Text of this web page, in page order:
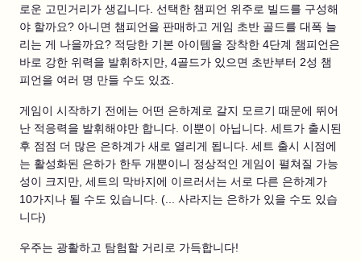
로운 고민거리가 생깁니다. 선택한 챔피언 위주로 빌드를 구성해
야 할까요? 아니면 챔피언을 판매하고 게임 초반 골드를 대폭 늘
리는 게 나을까요? 적당한 기본 아이템을 장착한 4단계 챔피언은
바로 강한 위력을 발휘하지만, 4골드가 있으면 초반부터 2성 챔
피언을 여러 명 만들 수도 있죠.
게임이 시작하기 전에는 어떤 은하계로 갈지 모르기 때문에 뛰어
난 적응력을 발휘해야만 합니다. 이뿐이 아닙니다. 세트가 출시된
후 점점 더 많은 은하계가 새로 열리게 됩니다. 세트 출시 시점에
는 활성화된 은하가 한두 개뿐이니 정상적인 게임이 펼쳐질 가능
성이 크지만, 세트의 막바지에 이르러서는 서로 다른 은하계가
10가지나 될 수도 있습니다. (... 사라지는 은하가 있을 수도 있습
니다)
우주는 광활하고 탐험할 거리로 가득합니다!